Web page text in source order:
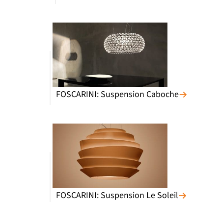
FOSCARINI: Suspension Caboche
FOSCARINI: Suspension Le Soleil